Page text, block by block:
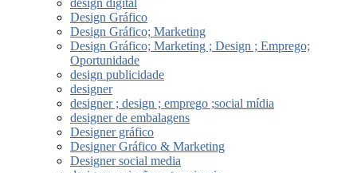
Design Gráfico
Design Gráfico; Marketing
Design Gráfico; Marketing ; Design ; Emprego;
Oportunidade
design publicidade
designer
designer ; design ; emprego ;social mídia
designer de embalagens
Designer gráfico
Designer Gráfico & Marketing
Designer social media